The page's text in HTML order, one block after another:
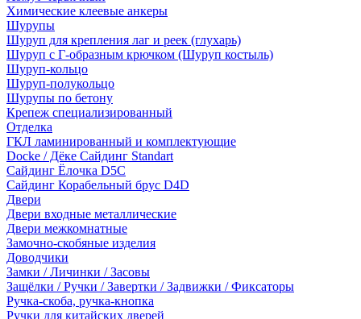
Химические клеевые анкеры
Шурупы
Шуруп для крепления лаг и реек (глухарь)
Шуруп с Г-образным крючком (Шуруп костыль)
Шуруп-кольцо
Шуруп-полукольцо
Шурупы по бетону
Крепеж специализированный
Отделка
ГКЛ ламинированный и комплектующие
Docke / Дёке Сайдинг Standart
Сайдинг Ёлочка D5C
Сайдинг Корабельный брус D4D
Двери
Двери входные металлические
Двери межкомнатные
Замочно-скобяные изделия
Доводчики
Замки / Личинки / Засовы
Защёлки / Ручки / Завертки / Задвижки / Фиксаторы
Ручка-скоба, ручка-кнопка
Ручки для китайских дверей